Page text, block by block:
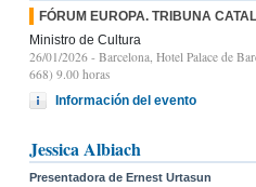
FÓRUM EUROPA. TRIBUNA
Ministro de Cultura
26/01/2026 - Barcelona, Hotel Palace de
668) 9.00 horas
Información del evento
Jessica Albiach
Presentadora de Ernest Urtasun